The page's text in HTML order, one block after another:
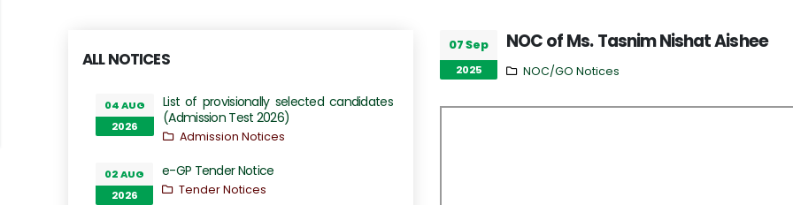
ALL NOTICES
04 AUG
2026
List of provisionally selected candidates
(Admission Test 2026)
Admission Notices
02 AUG
2026
e-GP Tender Notice
Tender Notices
07 Sep
2025
NOC of Ms. Tasnim Nishat Aishee
NOC/GO Notices